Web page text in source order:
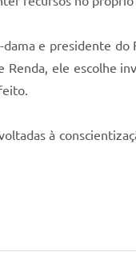
e presidente
Renda, ele escolhe
à